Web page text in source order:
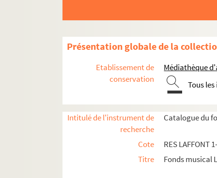
Présentation globale de la
Etablissement de
conservation
Médiathèque
Tous
Intitulé de l'instrument de
recherche
Catalogue du
Cote
RES LAFFONT
Titre
Fonds musical
RES LAFFONT 20. Rodolphe
RES LAFFONT 22. Dominique
RES LAFFONT 23. Jean Paul
RES LAFFONT 25. Jean-
Pierre-Alexandre Monsigny
Giovanni Paisiello
RES LAFFONT 33. Giovanni